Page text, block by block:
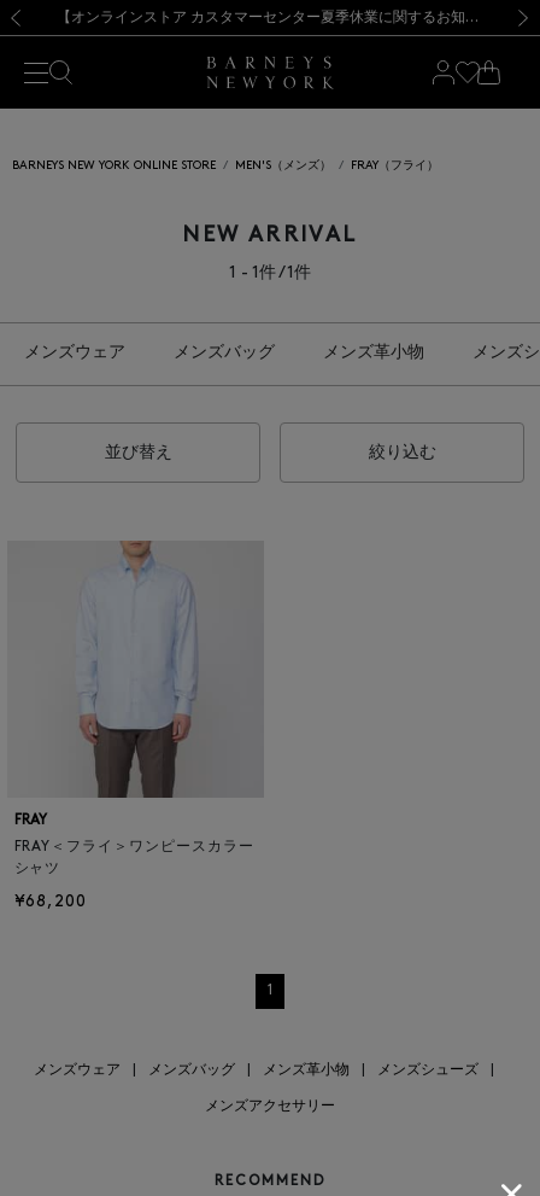
新規登録のお客様も対象！＜MY BARNEYS＞会員のお客様は11,000円（税込）以上のお買上げで常時送料無料！お買い物の際は会員登録を！
【夏季休業に伴う出荷一時停止のお知らせ】(2026.8.7) 【オンラインストア カスタマーセンター夏季休業に関するお知らせ】（2026.8.7）
【夏季休業に伴う返品・交換承り一時停止のお知らせ】（2026.8.5）
熊本県を中心とした地震の影響によるお荷物のお届けについて
【開催中】SUMMER SALEのご案内・ご注意事項 新規登録のお客様も対象！＜MY BARNEYS＞会員のお客様は11,000円（税込）以上のお買上げで常時送料無料！お買い物の際は会員登録を！
【夏季休業に伴う出荷一時停止のお知らせ】(2026.8.7)
BARNEYS NEW YORK ONLINE STORE MEN'S（メンズ） FRAY（フライ）
NEW ARRIVAL
1 - 1件 / 1件
メンズウェア メンズバッグ メンズ革小物 メンズ
並び替え 絞り込む
FRAY
FRAY＜フライ＞ワンピースカラー
シャツ
¥68,200
1
メンズウェア メンズバッグ メンズ革小物 メンズシューズ
メンズアクセサリー
RECOMMEND